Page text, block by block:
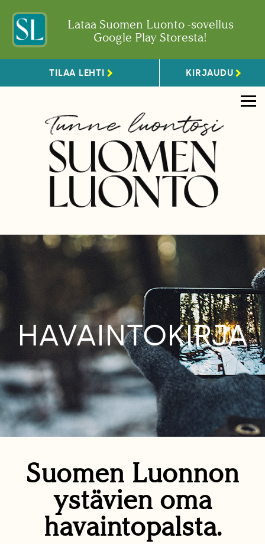
Lataa Suomen Luonto -sovellus
Google Play Storesta!
TILAA LEHTI KIRJAUDU
HAVAINTOKIRJA
Suomen Luonnon
ystävien oma
havaintopalsta.